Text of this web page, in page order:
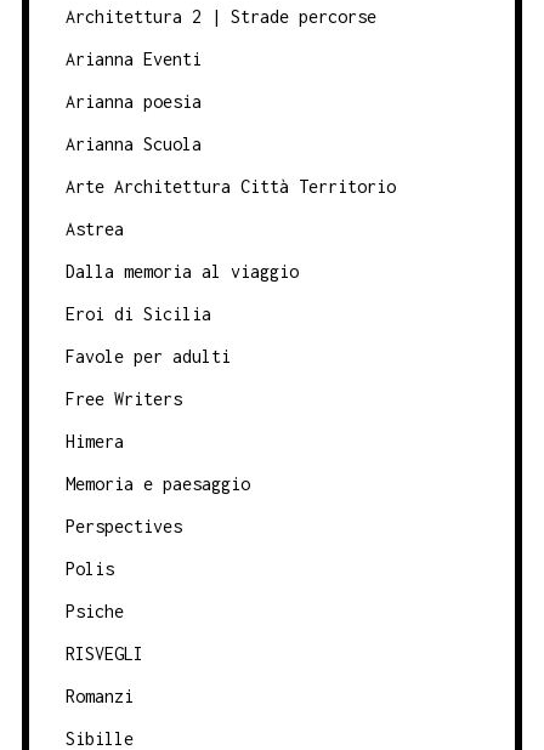
Architettura 2 | Strade percorse
Arianna Eventi
Arianna poesia
Arianna Scuola
Arte Architettura Città Territorio
Astrea
Dalla memoria al viaggio
Eroi di Sicilia
Favole per adulti
Free Writers
Himera
Memoria e paesaggio
Perspectives
Polis
Psiche
RISVEGLI
Romanzi
Sibille